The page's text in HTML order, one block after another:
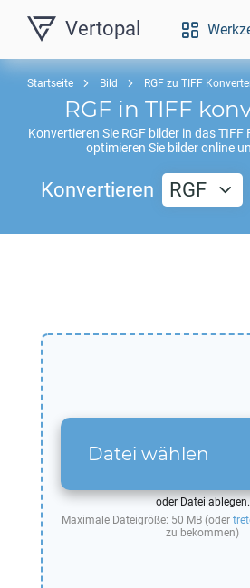
Vertopal
Startseite Bild RGF zu TIFF
RGF in TIFF
Konvertieren Sie RGF bilder in dasTIFF
optimieren Sie bilder online
Konvertieren RGF
Datei wählen
oder Datei ablegen.
Maximale Dateigröße: 50 MB (oder
zu bekommen)